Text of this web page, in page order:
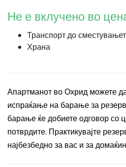
Не е вклучено во
Транспорт до
Храна
Апартманот во Охрид можете
испраќање на барање за
барање ќе добиете одговор со
потврдите. Практикувајте
најбезбедно за вас и за